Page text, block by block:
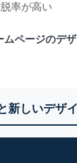
率が高い
ムページのデ
新しいデザ